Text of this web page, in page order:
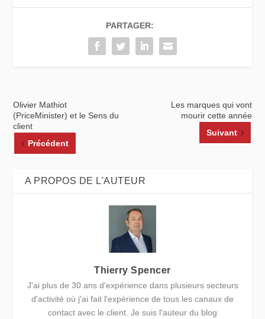
PARTAGER:
Olivier Mathiot
(PriceMinister) et le Sens du
client
Précédent
Les marques qui vont
mourir cette année
Suivant
A PROPOS DE L'AUTEUR
Thierry Spencer
J'ai plus de 30 ans d'expérience dans plusieurs secteurs
d'activité où j'ai fait l'expérience de tous les canaux de
contact avec le client. Je suis l'auteur du blog